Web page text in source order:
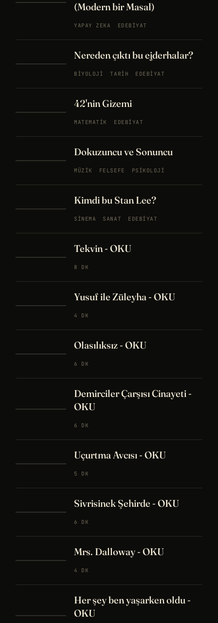
(Modern bir Masal)
YAPAY ZEKA EDEBIYAT
Nereden çıktı bu ejderhalar?
BIYOLOJI TARIH EDEBIYAT
42'nin Gizemi
MATEMATIK EDEBIYAT
Dokuzuncu ve Sonuncu
MÜZIK FELSEFE PSIKOLOJI
Kimdi bu Stan Lee?
SINEMA SANAT EDEBIYAT
Tekvin - OKU
8 DK
Yusuf ile Züleyha - OKU
4 DK
Olasılıksız - OKU
6 DK
Demirciler Çarşısı Cinayeti -
OKU
6 DK
Uçurtma Avcısı - OKU
5 DK
Sivrisinek Şehirde - OKU
6 DK
Mrs. Dalloway - OKU
4 DK
Her şey ben yaşarken oldu -
OKU